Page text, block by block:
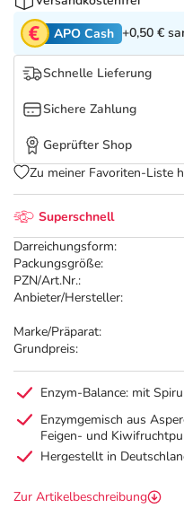
Tierapotheke
Vitamine &
Marken
Salus Deals
Superschnell
Darreichungsform:
Packungsgröße:
PZN/Art.Nr.:
Anbieter/Hersteller:
Marke/Präparat:
Grundpreis:
APO Cash +0,50 €
Schnelle Lieferung
Sichere Zahlung
Geprüfter Shop
Zu meiner Favoriten-Liste
Enzym-Balance: mit
Enzymgemisch aus
Feigen- und
Hergestellt in
Zur Artikelbeschreibung